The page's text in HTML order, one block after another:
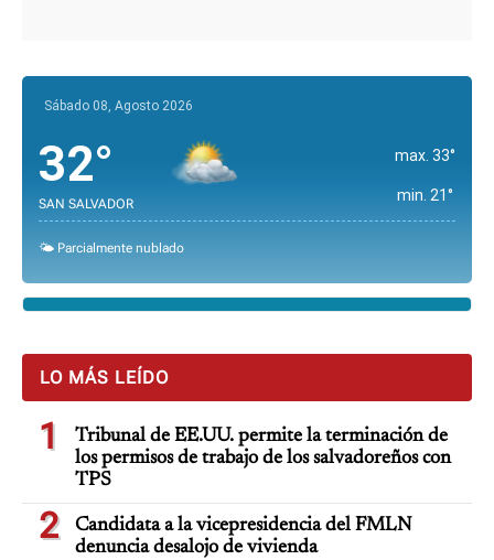
Sábado 08, Agosto 2026
32°
SAN SALVADOR
max. 33°
min. 21°
🌤️ Parcialmente nublado
LO MÁS LEÍDO
1
Tribunal de EE.UU. permite la terminación de
los permisos de trabajo de los salvadoreños con
TPS
2
Candidata a la vicepresidencia del FMLN
denuncia desalojo de vivienda